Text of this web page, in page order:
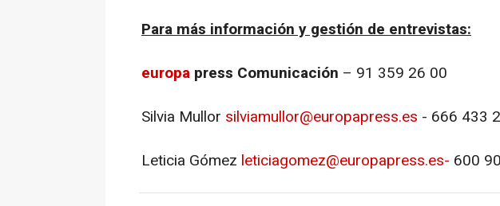
Para más información y gestión de entrevistas:
europa press Comunicación – 91 359 26 00
Silvia Mullor silviamullor@europapress.es - 666 433
Leticia Gómez leticiagomez@europapress.es- 600